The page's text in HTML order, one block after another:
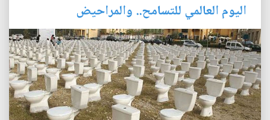
اليوم العالمي للتسامح.. والمراحيض